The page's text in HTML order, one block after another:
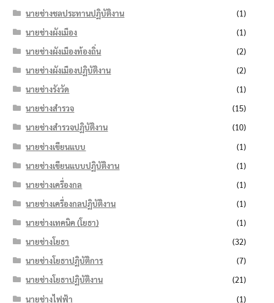
นายช่างชลประทานปฏิบัติงาน
(1)
นายช่างผังเมือง
(1)
นายช่างผังเมืองท้องถิ่น
(2)
นายช่างผังเมืองปฏิบัติงาน
(2)
นายช่างรังวัด
(1)
นายช่างสำรวจ
(15)
นายช่างสำรวจปฏิบัติงาน
(10)
นายช่างเขียนแบบ
(1)
นายช่างเขียนแบบปฏิบัติงาน
(1)
นายช่างเครื่องกล
(1)
นายช่างเครื่องกลปฏิบัติงาน
(1)
นายช่างเทคนิค (โยธา)
(1)
นายช่างโยธา
(32)
นายช่างโยธาปฏิบัติการ
(7)
นายช่างโยธาปฏิบัติงาน
(21)
นายช่างไฟฟ้า
(1)